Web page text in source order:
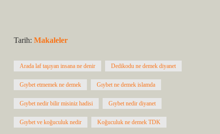
Tarih: Makaleler
Arada laf taşıyan insana ne denir Dedikodu ne demek diyanet
Gıybet etmemek ne demek Gıybet ne demek islamda
Gıybet nedir bilir misiniz hadisi Gıybet nedir diyanet
Gıybet ve koğuculuk nedir Koğuculuk ne demek TDK